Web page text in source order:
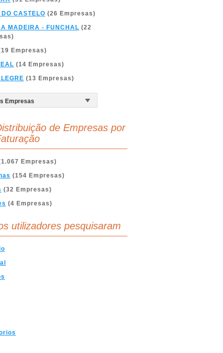
CASTELO (26 Empresas)
MADEIRA - FUNCHAL (22
Empresas)
(14 Empresas)
(13 Empresas)
de Empresas por
Empresas)
(154 Empresas)
(32 Empresas)
(4 Empresas)
utilizadores pesquisaram